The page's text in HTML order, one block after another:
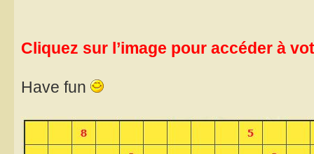
Cliquez sur l’image pour accéder à
Have fun